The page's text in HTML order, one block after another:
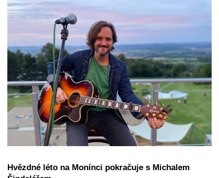
Hvězdné léto na Monínci pokračuje s Michalem